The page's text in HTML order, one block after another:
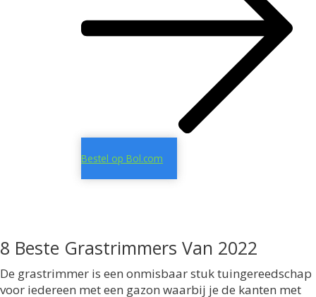
Bestel op Bol.com
8 Beste Grastrimmers Van 2022
De grastrimmer is een onmisbaar stuk tuingereedschap
voor iedereen met een gazon waarbij je de kanten met